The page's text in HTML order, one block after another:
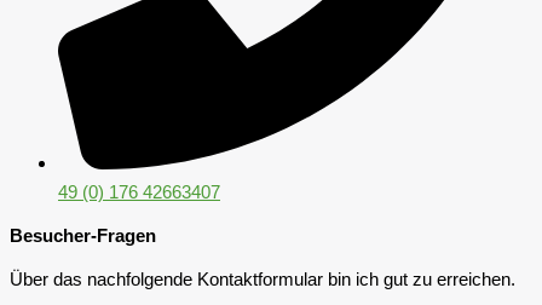
49 (0) 176 42663407
Besucher-Fragen
Über das nachfolgende Kontaktformular bin ich gut zu erreichen.